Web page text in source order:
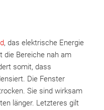
, das elektrische Energie
die Bereiche nah am
somit, dass
Die Fenster
Sie sind wirksam
länger. Letzteres gilt